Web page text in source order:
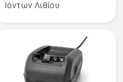
40-Ιόντων Λιθίου